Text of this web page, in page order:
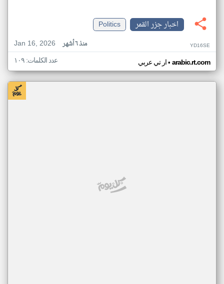
اخبار جزر القمر
Politics
Jan 16, 2026
منذ ٦ أشهر YD16SE
ار تي عربي• arabic.rt.com عدد الكلمات: ١٠٩